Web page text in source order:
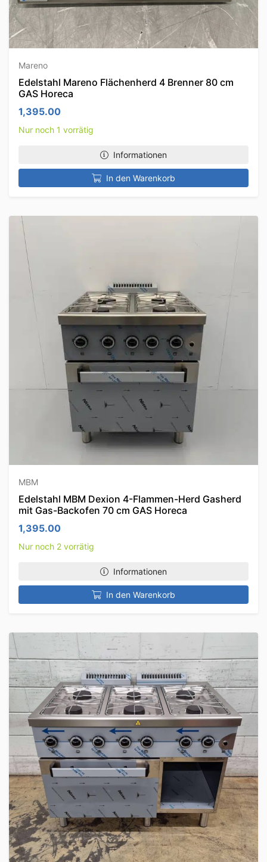
Mareno
Edelstahl Mareno Flächenherd 4 Brenner 80 cm
GAS Horeca
1,395.00
Nur noch 1 vorrätig
Informationen
In den Warenkorb
MBM
Edelstahl MBM Dexion 4-Flammen-Herd Gasherd
mit Gas-Backofen 70 cm GAS Horeca
1,395.00
Nur noch 2 vorrätig
Informationen
In den Warenkorb